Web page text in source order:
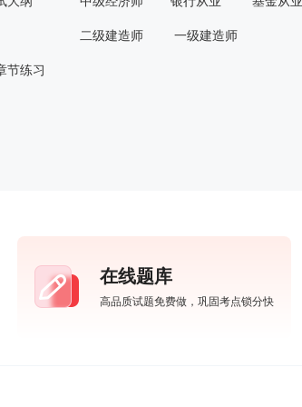
节练习
二级建造师 一级建造师
在线题库
高品质试题免费做，巩固考点锁分快